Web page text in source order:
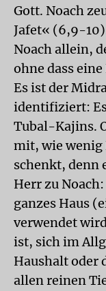
Gott. Noach
Jafet« (6,9-
Noach allein,
ohne dass
Es ist der
identifiziert:
Tubal-Kajins.
mit, wie wenig
schenkt, denn
Herr zu
ganzes Haus
verwendet
ist, sich im
Haushalt oder
allen reinen